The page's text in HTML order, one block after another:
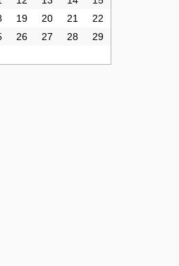
19 20 21
22
26 27 28
29